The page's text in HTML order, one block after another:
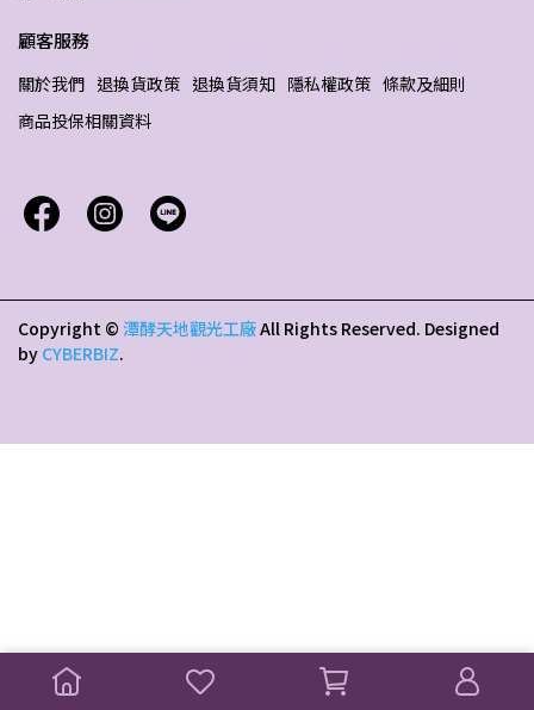
顧客服務
關於我們 退換貨政策 退換貨須知 隱私權政策 條款及細則
商品投保相關資料
Copyright © 潭酵天地觀光工廠All Rights Reserved. Designed
by CYBERBIZ.